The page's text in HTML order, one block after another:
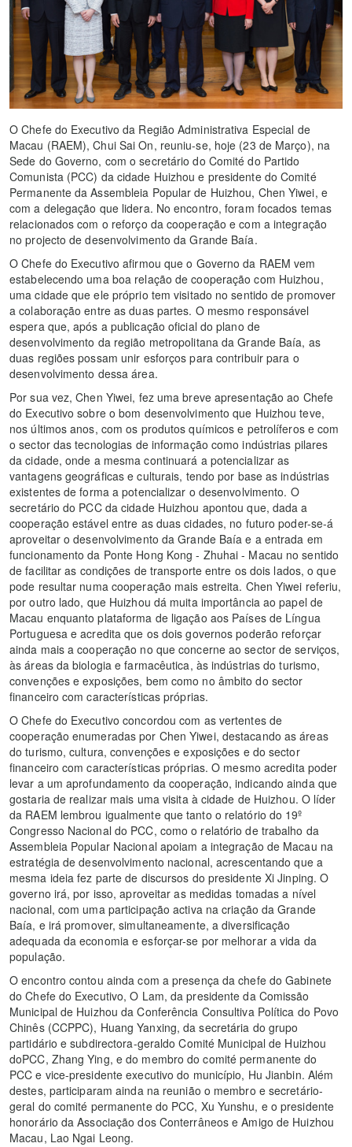
O Chefe do Executivo da Região Administrativa Especial de
Macau (RAEM), Chui Sai On, reuniu-se, hoje (23 de Março), na
Sede do Governo, com o secretário do Comité do Partido
Comunista (PCC) da cidade Huizhou e presidente do Comité
Permanente da Assembleia Popular de Huizhou, Chen Yiwei, e
com a delegação que lidera. No encontro, foram focados temas
relacionados com o reforço da cooperação e com a integração
no projecto de desenvolvimento da Grande Baía.
O Chefe do Executivo afirmou que o Governo da RAEM vem
estabelecendo uma boa relação de cooperação com Huizhou,
uma cidade que ele próprio tem visitado no sentido de promover
a colaboração entre as duas partes. O mesmo responsável
espera que, após a publicação oficial do plano de
desenvolvimento da região metropolitana da Grande Baía, as
duas regiões possam unir esforços para contribuir para o
desenvolvimento dessa área.
Por sua vez, Chen Yiwei, fez uma breve apresentação ao Chefe
do Executivo sobre o bom desenvolvimento que Huizhou teve,
nos últimos anos, com os produtos químicos e petrolíferos e com
o sector das tecnologias de informação como indústrias pilares
da cidade, onde a mesma continuará a potencializar as
vantagens geográficas e culturais, tendo por base as indústrias
existentes de forma a potencializar o desenvolvimento. O
secretário do PCC da cidade Huizhou apontou que, dada a
cooperação estável entre as duas cidades, no futuro poder-se-á
aproveitar o desenvolvimento da Grande Baía e a entrada em
funcionamento da Ponte Hong Kong - Zhuhai - Macau no sentido
de facilitar as condições de transporte entre os dois lados, o que
pode resultar numa cooperação mais estreita. Chen Yiwei referiu,
por outro lado, que Huizhou dá muita importância ao papel de
Macau enquanto plataforma de ligação aos Países de Língua
Portuguesa e acredita que os dois governos poderão reforçar
ainda mais a cooperação no que concerne ao sector de serviços,
às áreas da biologia e farmacêutica, às indústrias do turismo,
convenções e exposições, bem como no âmbito do sector
financeiro com características próprias.
O Chefe do Executivo concordou com as vertentes de
cooperação enumeradas por Chen Yiwei, destacando as áreas
do turismo, cultura, convenções e exposições e do sector
financeiro com características próprias. O mesmo acredita poder
levar a um aprofundamento da cooperação, indicando ainda que
gostaria de realizar mais uma visita à cidade de Huizhou. O líder
da RAEM lembrou igualmente que tanto o relatório do 19º
Congresso Nacional do PCC, como o relatório de trabalho da
Assembleia Popular Nacional apoiam a integração de Macau na
estratégia de desenvolvimento nacional, acrescentando que a
mesma ideia fez parte de discursos do presidente Xi Jinping. O
governo irá, por isso, aproveitar as medidas tomadas a nível
nacional, com uma participação activa na criação da Grande
Baía, e irá promover, simultaneamente, a diversificação
adequada da economia e esforçar-se por melhorar a vida da
população.
O encontro contou ainda com a presença da chefe do Gabinete
do Chefe do Executivo, O Lam, da presidente da Comissão
Municipal de Huizhou da Conferência Consultiva Política do Povo
Chinês (CCPPC), Huang Yanxing, da secretária do grupo
partidário e subdirectora-geraldo Comité Municipal de Huizhou
doPCC, Zhang Ying, e do membro do comité permanente do
PCC e vice-presidente executivo do município, Hu Jianbin. Além
destes, participaram ainda na reunião o membro e secretário-
geral do comité permanente do PCC, Xu Yunshu, e o presidente
honorário da Associação dos Conterrâneos e Amigo de Huizhou
Macau, Lao Ngai Leong.